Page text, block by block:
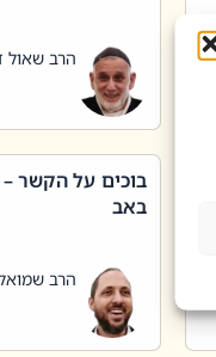
הרב שאול
בוכים על הקשר
באב
הרב